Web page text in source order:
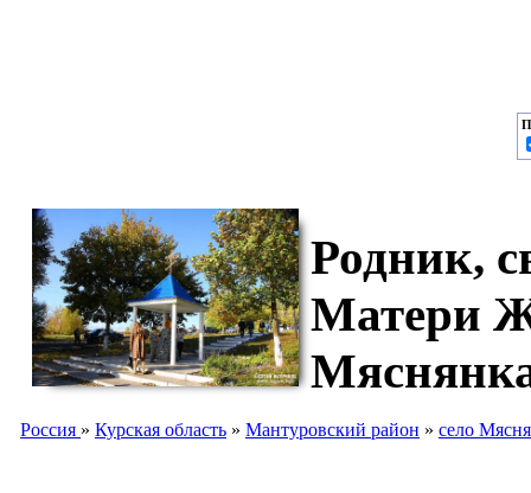
Родник,
Матери
Россия » Курская область » Мантуровский район » село